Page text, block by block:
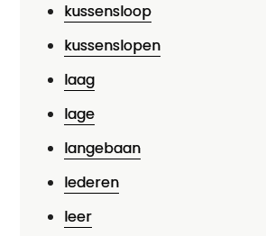
kussensloop
kussenslopen
laag
lage
langebaan
lederen
leer